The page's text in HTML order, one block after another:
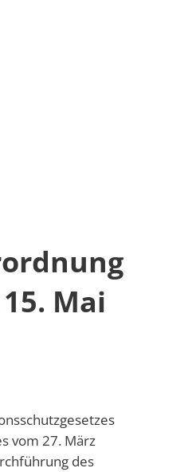
Mai
vom 27. März
des